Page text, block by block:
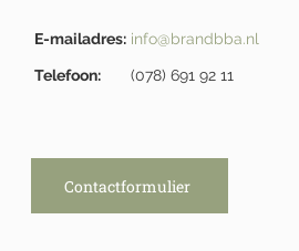
E-mailadres: info@brandbba.nl
Telefoon: (078) 691 92 11
Contactformulier